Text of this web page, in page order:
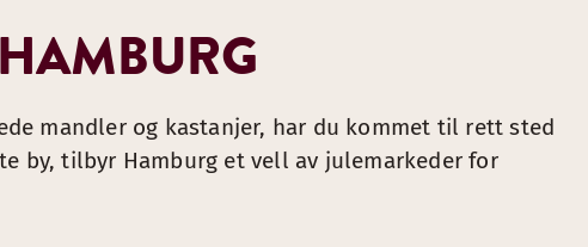
mandler og kastanjer, har du kommet til rett sted
by, tilbyr Hamburg et vell av julemarkeder for